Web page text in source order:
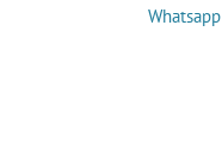
Whatsapp